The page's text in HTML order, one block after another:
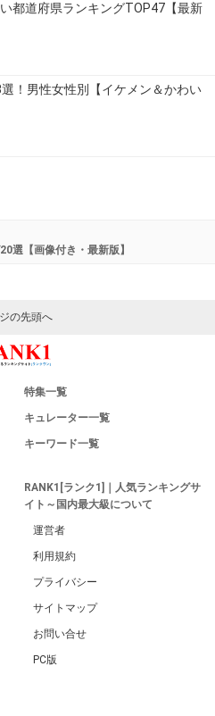
い都道府県ランキングTOP47【最新
！男性女性別【イケメン＆かわい
選【画像付き・最新版】
の先頭へ
特集一覧
キュレーター一覧
キーワード一覧
RANK1[ランク1]｜人気ランキングサ
イト～国内最大級について
運営者
利用規約
プライバシー
サイトマップ
お問い合せ
PC版